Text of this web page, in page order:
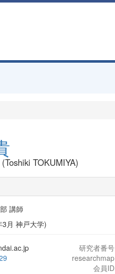
TOKUMIYA)
講師
月 神戸大学)
研究者番号
researchmap
会員ID